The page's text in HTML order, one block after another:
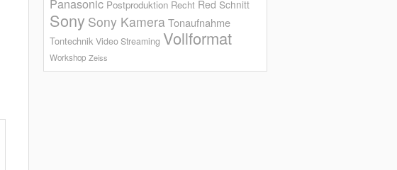
Panasonic Postproduktion Recht Red Schnitt
Sony Sony KameraTonaufnahme
Tontechnik Video Streaming Vollformat
Workshop Zeiss